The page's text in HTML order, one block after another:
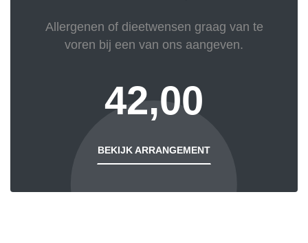
Allergenen of dieetwensen graag van te
voren bij een van ons aangeven.
42,00
BEKIJK ARRANGEMENT